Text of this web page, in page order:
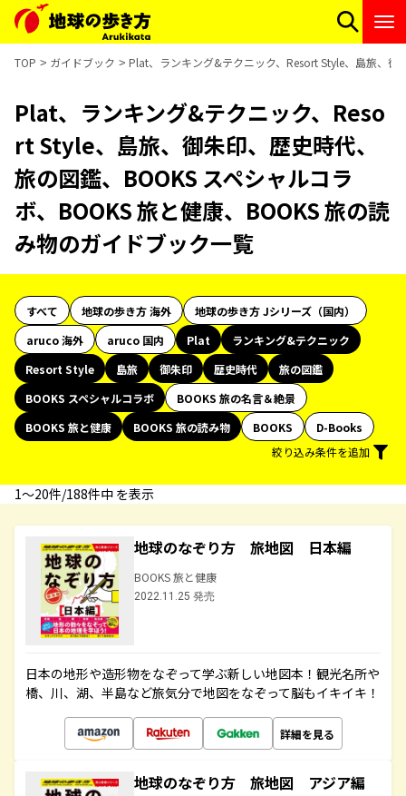
TOP ガイドブック Plat、ランキング&テクニック、Resort Style、島旅、御
Plat、ランキング&テクニック、Reso
rt Style、島旅、御朱印、歴史時代、
旅の図鑑、BOOKS スペシャルコラ
ボ、BOOKS 旅と健康、BOOKS 旅の読
み物のガイドブック一覧
すべて 地球の歩き方 海外
地球の歩き方 Jシリーズ（国内）
aruco 海外
aruco 国内 Plat
ランキング&テクニック
Resort Style
島旅 御朱印 歴史時代
旅の図鑑
BOOKS スペシャルコラボ
BOOKS 旅の名言＆絶景
BOOKS 旅と健康
BOOKS 旅の読み物 BOOKS
D-Books
絞り込み条件を追加
1〜20件/188件中 を表示
地球のなぞり方 旅地図 日本編
BOOKS 旅と健康
2022.11.25 発売
日本の地形や造形物をなぞって学ぶ新しい地図本！観光名所や
橋、川、湖、半島など旅気分で地図をなぞって脳もイキイキ！
詳細を見る
地球のなぞり方 旅地図 アジア編